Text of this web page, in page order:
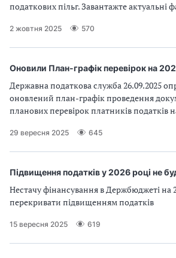
податкових пільг. Завантажте актуальні
2 жовтня 2025 570
Оновили План-графік перевірок на
Державна податкова служба 26.09.2025
оновлений план-графік проведення
планових перевірок платників податків
29 вересня 2025 645
Підвищення податків у 2026 році не
Нестачу фінансування в Держбюджеті на
перекривати підвищенням податків
15 вересня 2025 619